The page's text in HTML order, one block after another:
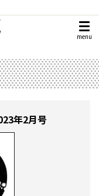
menu
年2月号